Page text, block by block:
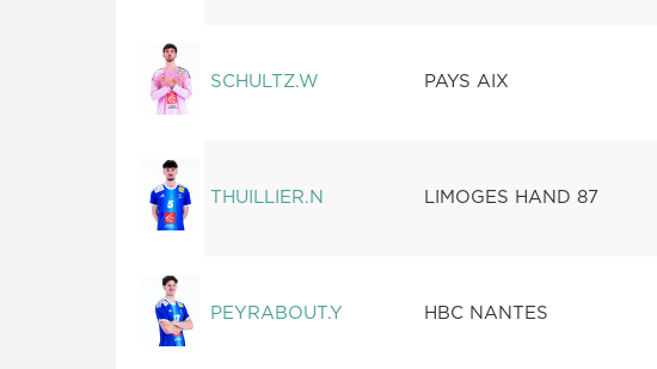
SCHULTZ.W PAYS AIX
THUILLIER.N LIMOGES HAND 87
PEYRABOUT.Y HBC NANTES